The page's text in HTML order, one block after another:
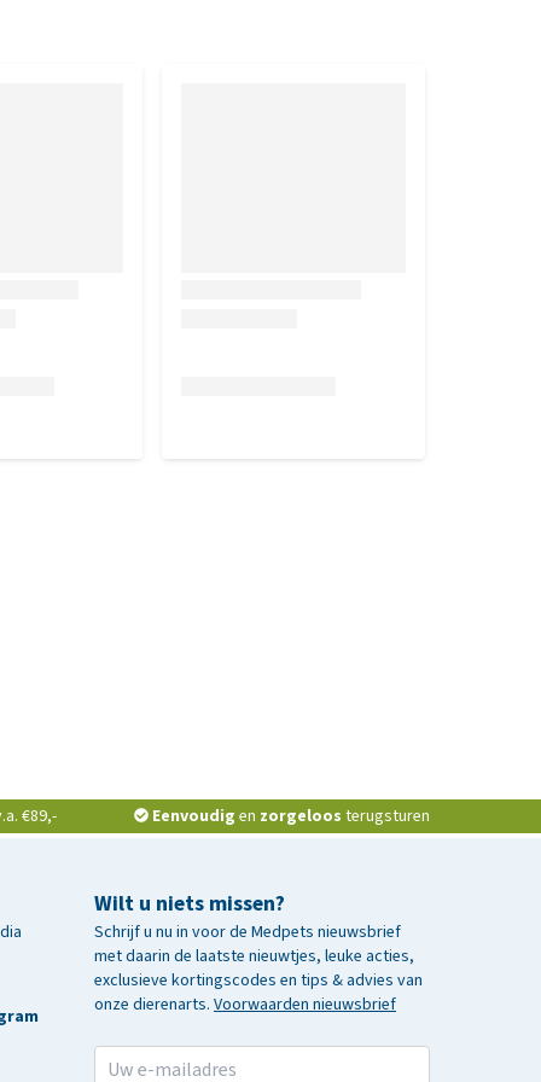
€89,- Eenvoudig en zorgeloos terugsturen
Wilt u niets missen?
Schrijf u nu in voor de Medpets nieuwsbrief
met daarin de laatste nieuwtjes, leuke acties,
exclusieve kortingscodes en tips & advies van
onze dierenarts. Voorwaarden nieuwsbrief